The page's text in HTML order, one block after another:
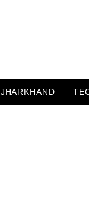
JHARKHAND